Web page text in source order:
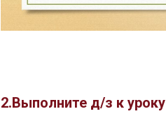
2.Выполните д/з к уроку